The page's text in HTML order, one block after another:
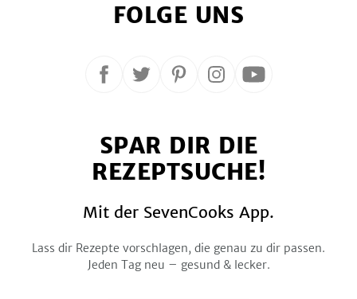
FOLGE UNS
Folge
Facebook
Folge
Twitter
Folge
Pinterest
Folge
Instagram
Folge
YouTube
SPAR DIR DIE
REZEPTSUCHE!
Mit der SevenCooks App.
Lass dir Rezepte vorschlagen, die genau zu dir passen.
Jeden Tag neu – gesund & lecker.